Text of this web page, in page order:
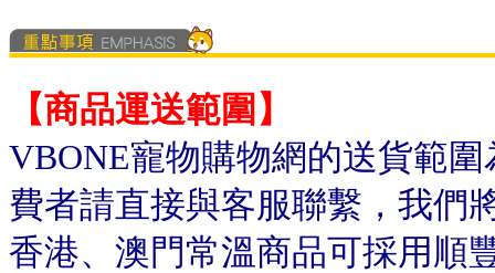
【商品運送範圍】
VBONE寵物購物網的送貨範
費者請直接與客服聯繫，我們
香港、澳門常溫商品可採用順